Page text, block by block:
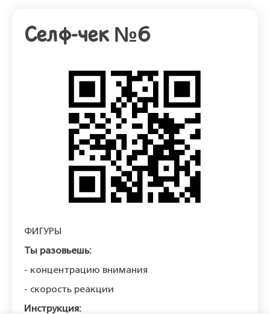
Селф-чек №6
ФИГУРЫ
Ты разовьешь:
- концентрацию внимания
- скорость реакции
Инструкция: